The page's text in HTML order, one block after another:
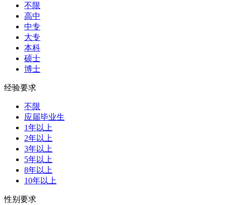
不限
高中
中专
大专
本科
硕士
博士
经验要求
不限
应届毕业生
1年以上
2年以上
3年以上
5年以上
8年以上
10年以上
性别要求